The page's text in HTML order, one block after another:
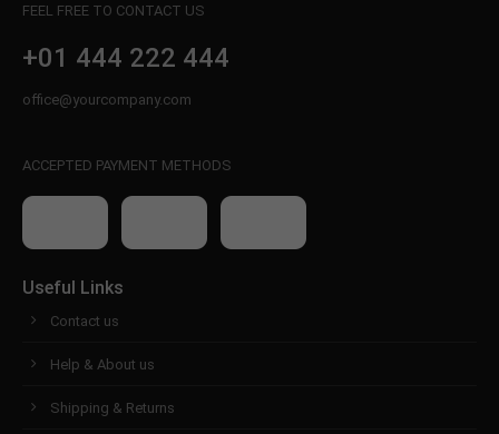
FEEL FREE TO CONTACT US
+01 444 222 444
office@yourcompany.com
ACCEPTED PAYMENT METHODS
Useful Links
Contact us
Help & About us
Shipping & Returns